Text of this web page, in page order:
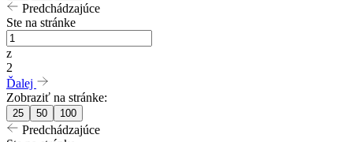
Predchádzajúce
Ste na stránke
z
2
Ďalej
Zobraziť na stránke:
25 50 100
Predchádzajúce